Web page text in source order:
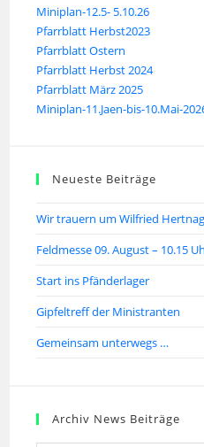
Miniplan-12.5- 5.10.26
Pfarrblatt Herbst2023
Pfarrblatt Ostern
Pfarrblatt Herbst 2024
Pfarrblatt März 2025
Miniplan-11.Jaen-bis-10.Mai-
Neueste Beiträge
Wir trauern um Wilfried
Feldmesse 09. August – 10.15
Start ins Pfänderlager
Gipfeltreff der Ministranten
Gemeinsam unterwegs …
Archiv News Beiträge